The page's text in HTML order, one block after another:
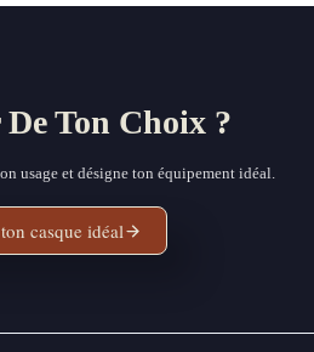
De Ton Choix ?
usage et désigne ton équipement idéal.
casque idéal